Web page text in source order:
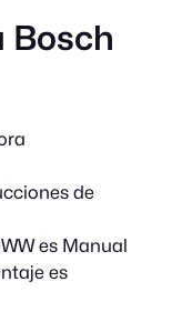
Bosch
de
es Manual
es